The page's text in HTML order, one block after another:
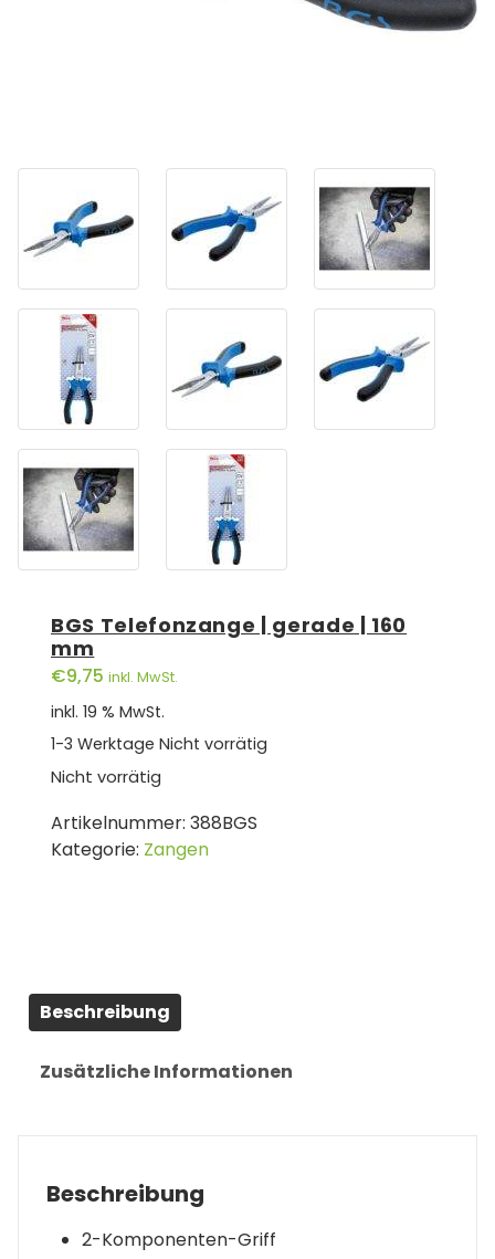
BGS Telefonzange | gerade | 160
mm
€9,75 inkl. MwSt.
inkl. 19 % MwSt.
1-3 Werktage Nicht vorrätig
Nicht vorrätig
Artikelnummer: 388BGS
Kategorie: Zangen
Beschreibung
Zusätzliche Informationen
Beschreibung
2-Komponenten-Griff